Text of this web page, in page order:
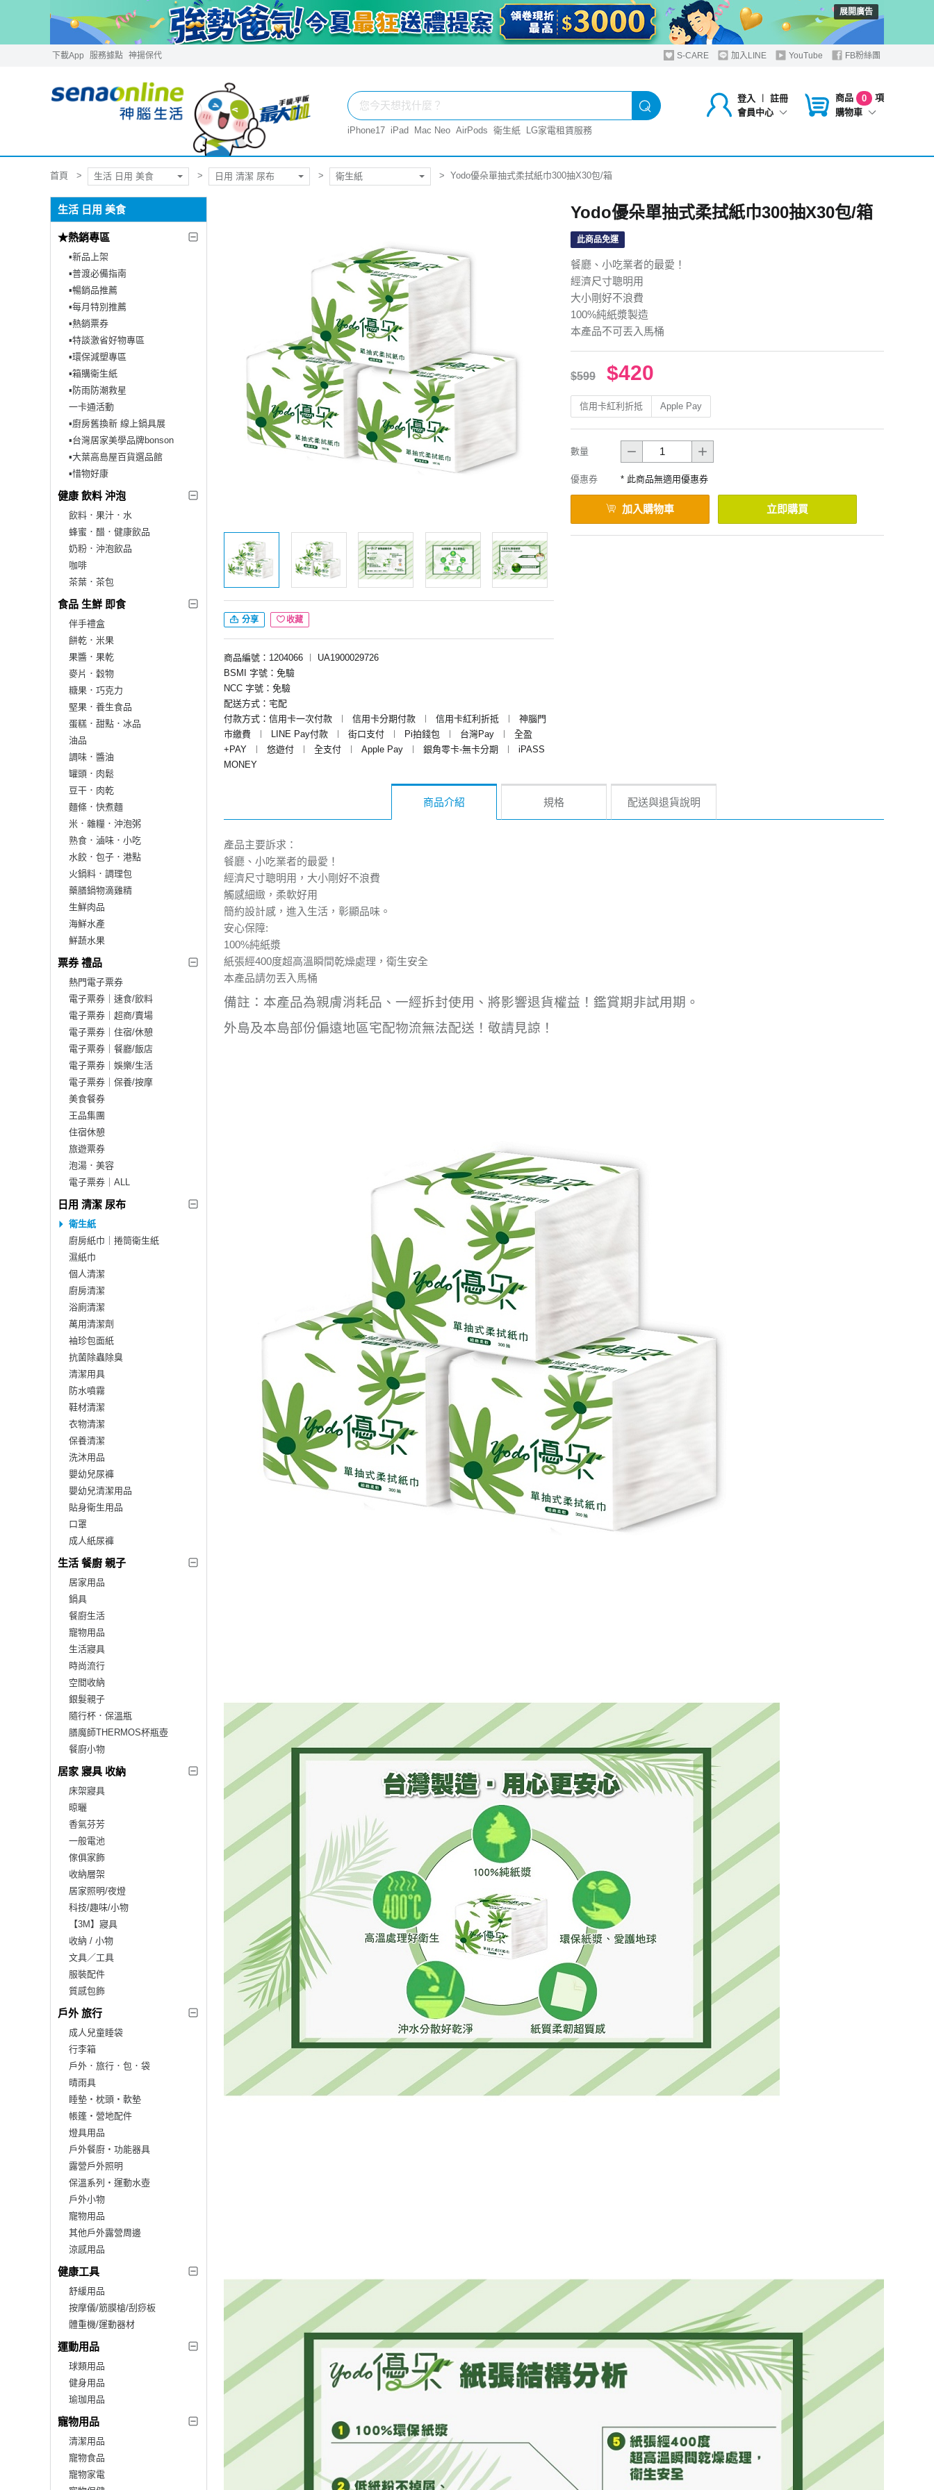
展開廣告
下載App 服務據點 神揚保代 S-CARE 加入LINE YouTube FB粉絲團
登入 ︱
註冊
會員中心
商品 0
項
購物車
iPhone17 iPad Mac Neo AirPods 衛生紙 LG家電租賃服務
首頁 生活 日用 美食 日用 清潔 尿布 衛生紙 Yodo優朵單抽式柔拭紙巾300抽X30包/箱
生活 日用 美食
★熱銷專區
▪︎新品上架
▪︎普渡必備指南
▪︎暢銷品推薦
▪︎每月特別推薦
▪︎熱銷票券
▪︎特談激省好物專區
▪︎環保減塑專區
▪︎箱購衛生紙
▪︎防雨防潮救星
一卡通活動
▪︎廚房舊換新 線上鍋具展
▪︎台灣居家美學品牌bonson
▪︎大葉高島屋百貨選品館
▪︎惜物好康
健康 飲料 沖泡
飲料．果汁．水
蜂蜜．醋．健康飲品
奶粉．沖泡飲品
咖啡
茶葉．茶包
食品 生鮮 即食
伴手禮盒
餅乾．米果
果醬．果乾
麥片．穀物
糖果．巧克力
堅果．養生食品
蛋糕．甜點．冰品
油品
調味．醬油
罐頭．肉鬆
豆干．肉乾
麵條．快煮麵
米．雜糧．沖泡粥
熟食．滷味．小吃
水餃．包子．港點
火鍋料．調理包
藥膳鍋物滴雞精
生鮮肉品
海鮮水產
鮮蔬水果
票券 禮品
熱門電子票券
電子票券｜速食/飲料
電子票券｜超商/賣場
電子票券｜住宿/休憩
電子票券｜餐廳/飯店
電子票券｜娛樂/生活
電子票券｜保養/按摩
美食餐券
王品集團
住宿休憩
旅遊票券
泡湯．美容
電子票券｜ALL
日用 清潔 尿布
衛生紙
廚房紙巾｜捲筒衛生紙
濕紙巾
個人清潔
廚房清潔
浴廁清潔
萬用清潔劑
袖珍包面紙
抗菌除蟲除臭
清潔用具
防水噴霧
鞋材清潔
衣物清潔
保養清潔
洗沐用品
嬰幼兒尿褲
嬰幼兒清潔用品
貼身衛生用品
口罩
成人紙尿褲
生活 餐廚 親子
居家用品
鍋具
餐廚生活
寵物用品
生活寢具
時尚流行
空間收納
銀髮親子
隨行杯．保溫瓶
膳魔師THERMOS杯瓶壺
餐廚小物
居家 寢具 收納
床架寢具
晾曬
香氣芬芳
一般電池
傢俱家飾
收納層架
居家照明/夜燈
科技/趣味/小物
【3M】寢具
收納 / 小物
文具／工具
服裝配件
質感包飾
戶外 旅行
成人兒童睡袋
行李箱
戶外．旅行．包．袋
晴雨具
睡墊‧枕頭‧軟墊
帳篷‧營地配件
燈具用品
戶外餐廚‧功能器具
露營戶外照明
保溫系列‧運動水壺
戶外小物
寵物用品
其他戶外露營周邊
涼感用品
健康工具
舒緩用品
按摩儀/筋膜槍/刮痧板
體重機/運動器材
運動用品
球類用品
健身用品
瑜珈用品
寵物用品
清潔用品
寵物食品
寵物家電
分享 收藏
商品編號：1204066 ︱
UA1900029726
BSMI 字號：免驗
NCC 字號：免驗
配送方式：宅配
付款方式：信用卡一次付款
︱ 信用卡分期付款 ︱ 信用卡紅利折抵 ︱
神腦門
市繳費
︱ LINE Pay付款 ︱ 街口支付 ︱ Pi拍錢包 ︱ 台灣Pay ︱
全盈
+PAY
︱ 悠遊付 ︱ 全支付 ︱ Apple Pay ︱ 銀角零卡-無卡分期 ︱
iPASS
MONEY
Yodo優朵單抽式柔拭紙巾300抽X30包/箱
此商品免運
餐廳、小吃業者的最愛！
經濟尺寸聰明用
大小剛好不浪費
100%純紙漿製造
本產品不可丟入馬桶
$599 $420
信用卡紅利折抵 Apple Pay
數量
優惠券 * 此商品無適用優惠券
加入購物車 立即購買
商品介紹 規格 配送與退貨說明
產品主要訴求：
餐廳、小吃業者的最愛！
經濟尺寸聰明用，大小剛好不浪費
觸感細緻，柔軟好用
簡約設計感，進入生活，彰顯品味。
安心保障:
100%純紙漿
紙張經400度超高溫瞬間乾燥處理，衛生安全
本產品請勿丟入馬桶
備註：本產品為親膚消耗品、一經拆封使用、將影響退貨權益！鑑賞期非試用期。
外島及本島部份偏遠地區宅配物流無法配送！敬請見諒！